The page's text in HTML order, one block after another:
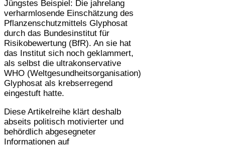
Jüngstes Beispiel: Die jahrelang
verharmlosende Einschätzung des
Pflanzenschutzmittels Glyphosat
durch das Bundesinstitut für
Risikobewertung (BfR). An sie hat
das Institut sich noch geklammert,
als selbst die ultrakonservative
WHO (Weltgesundheitsorganisation)
Glyphosat als krebserregend
eingestuft hatte.
Diese Artikelreihe klärt deshalb
abseits politisch motivierter und
behördlich abgesegneter
Informationen auf